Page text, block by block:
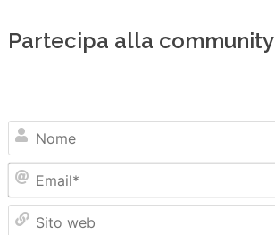
Partecipa alla community